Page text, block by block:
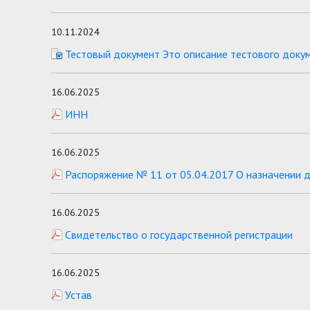
10.11.2024
Тестовый документ Это описание тестового
16.06.2025
ИНН
16.06.2025
Распоряжение № 11 от 05.04.2017 О назначении
16.06.2025
Свидетельство о государственной регистрации
16.06.2025
Устав